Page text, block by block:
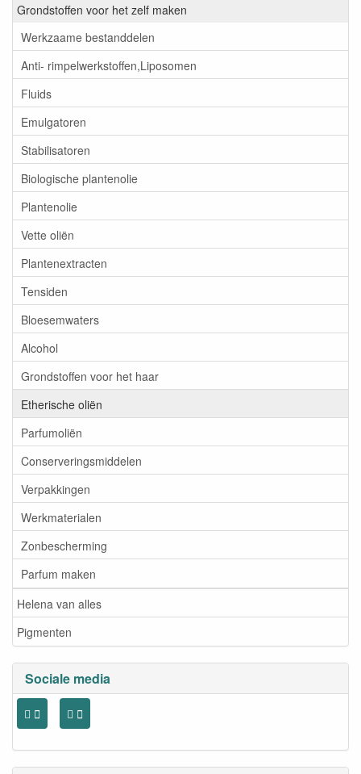
Grondstoffen voor het zelf maken
Werkzaame bestanddelen
Anti- rimpelwerkstoffen,Liposomen
Fluids
Emulgatoren
Stabilisatoren
Biologische plantenolie
Plantenolie
Vette oliën
Plantenextracten
Tensiden
Bloesemwaters
Alcohol
Grondstoffen voor het haar
Etherische oliën
Parfumoliën
Conserveringsmiddelen
Verpakkingen
Werkmaterialen
Zonbescherming
Parfum maken
Helena van alles
Pigmenten
Sociale media